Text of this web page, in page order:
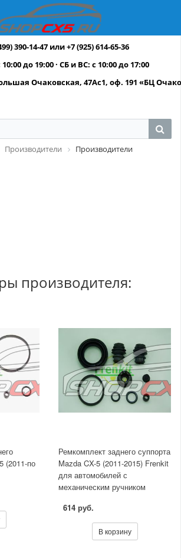
390-14-47 или +7 (925) 614-65-36
до 19:00 · СБ и ВС: с 10:00 до 17:00
Очаковская, 47Ас1, оф. 191 «БЦ
Производители Производители
производителя:
(2011-по
Ремкомплект заднего суппорта
Mazda CX-5 (2011-2015) Frenkit
для автомобилей с
механическим ручником
614 руб.
В корзину